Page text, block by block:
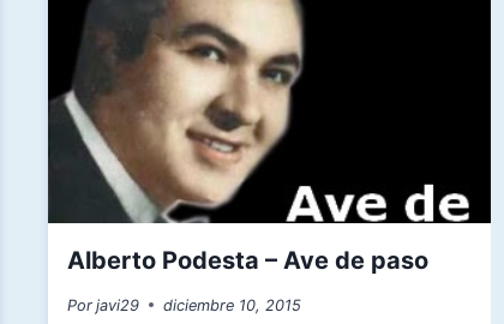
Alberto Podesta – Ave de paso
Por javi29 diciembre 10, 2015